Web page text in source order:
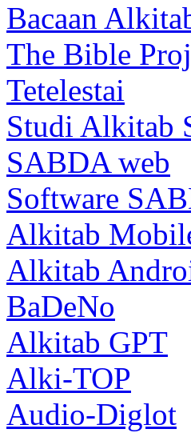
Bacaan
The Bible
Tetelestai
Studi Alkitab
SABDA web
Software
Alkitab
Alkitab
BaDeNo
Alkitab GPT
Alki-TOP
Audio-Diglot